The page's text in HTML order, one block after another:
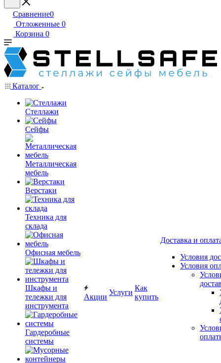
Сравнение0
Отложенные 0
Корзина 0
Каталог
Стеллажи
Сейфы
Металлическая
мебель
Верстаки
Техника для
склада
Офисная мебель
Шкафы и
тележки для
инструмента
Гардеробные
системы
Акции
Услуги
Как
купить
Доставка и
Условия
Условия